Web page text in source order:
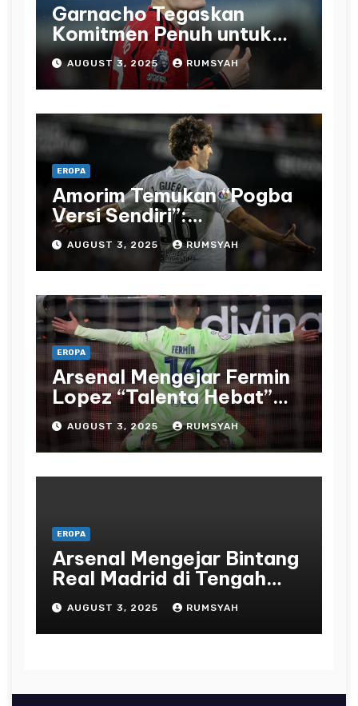
Garnacho Tegaskan
Komitmen Penuh untuk
Manchester United
AUGUST 3, 2025 RUMSYAH
EROPA
Amorim Temukan “Pogba
Versi Sendiri”:
Manchester United Bidik
Javi Guerra
AUGUST 3, 2025 RUMSYAH
EROPA
Arsenal Mengejar Fermin
Lopez “Talenta Hebat”
Senilai £61 Juta sebagai
Alternatif Impian Eze
AUGUST 3, 2025 RUMSYAH
EROPA
Arsenal Mengejar Bintang
Real Madrid di Tengah
Tautan Rodrygo
AUGUST 3, 2025 RUMSYAH